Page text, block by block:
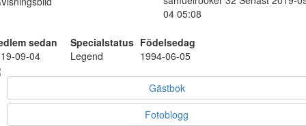
04 05:08
sedan Specialstatus Födelsedag
09-04
Legend 1994-06-05
Gästbok
Fotoblogg